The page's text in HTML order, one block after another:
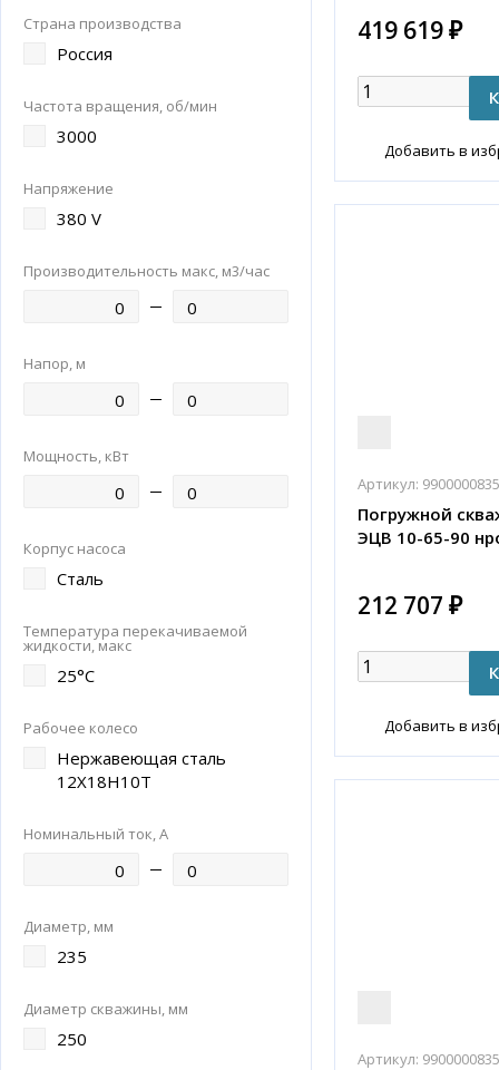
Страна производства
Россия
Частота вращения, об/мин
3000
Напряжение
380 V
Производительность макс, м3/час
Напор, м
Мощность, кВт
Корпус насоса
Сталь
Температура перекачиваемой
жидкости, макс
25°С
Рабочее колесо
Нержавеющая сталь
12Х18Н10Т
Номинальный ток, А
Диаметр, мм
235
Диаметр скважины, мм
250
419 619 ₽
Добавить в
Артикул:
Погружной
ЭЦВ 10-65-90
212 707 ₽
Добавить в
Артикул: